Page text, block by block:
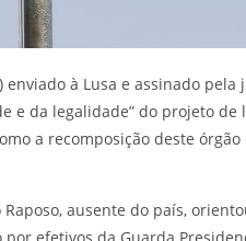
à Lusa e assinado
e da legalidade” do projeto
a recomposição deste órgão
ausente do país,
efetivos da Guarda